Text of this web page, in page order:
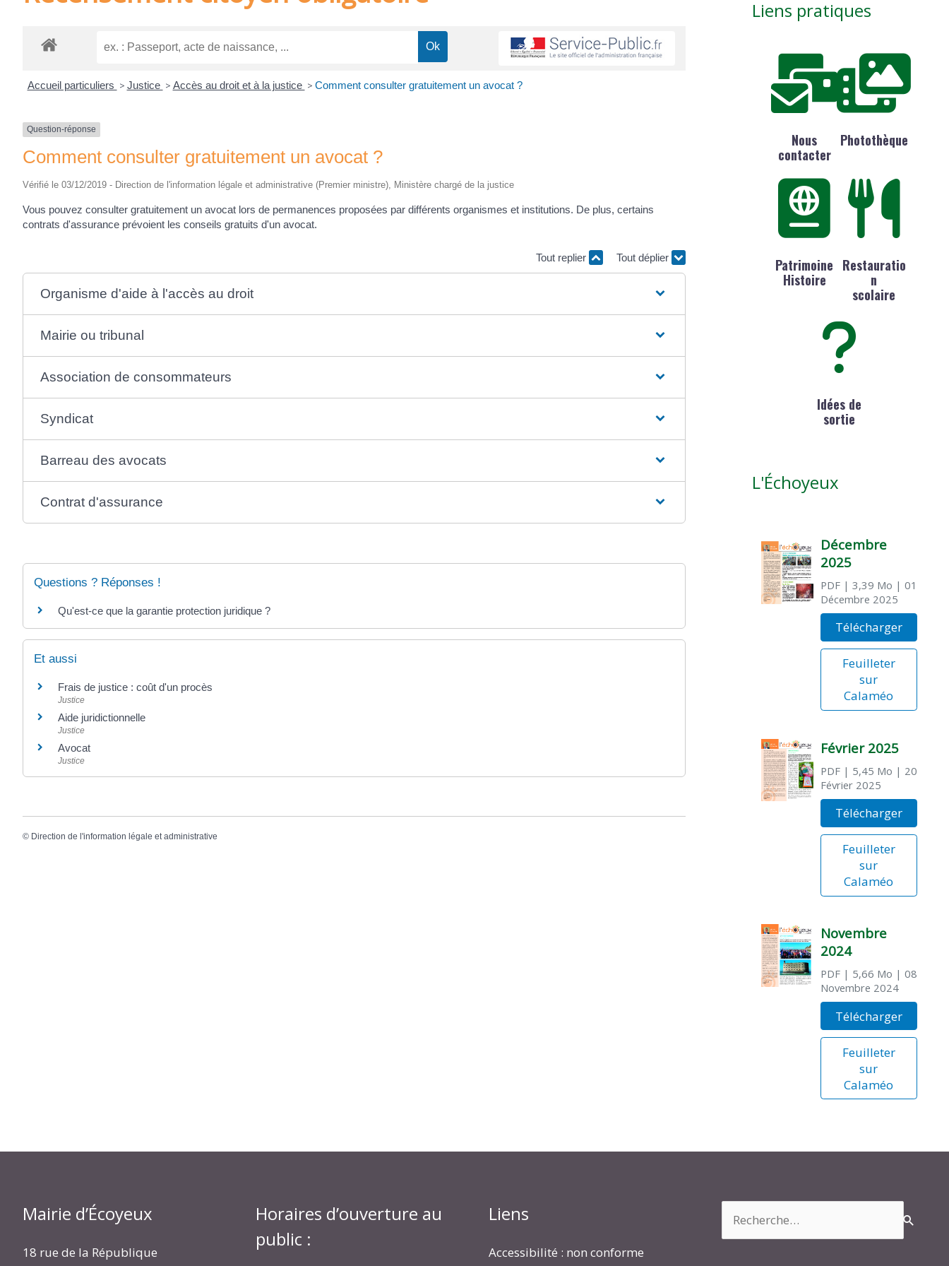
Accueil particuliers > Justice > Accès au droit et à la justice > Comment consulter gratuitement un avocat ?
Question-réponse
Comment consulter gratuitement un avocat ?
Vérifié le 03/12/2019 - Direction de l'information légale et administrative (Premier ministre), Ministère chargé de la justice
Vous pouvez consulter gratuitement un avocat lors de permanences proposées par différents organismes et institutions. De plus, certains
contrats d'assurance prévoient les conseils gratuits d'un avocat.
Tout replier Tout déplier
Organisme d'aide à l'accès au droit
Mairie ou tribunal
Association de consommateurs
Syndicat
Barreau des avocats
Contrat d'assurance
Questions ? Réponses !
Qu'est-ce que la garantie protection juridique ?
Et aussi
Frais de justice : coût d'un procès
Justice
Aide juridictionnelle
Justice
Avocat
Justice
© Direction de l'information légale et administrative
Liens pratiques
Nous
contacter
Photothèque
Patrimoine
Histoire
Restauratio
n
scolaire
Idées de
sortie
L'Échoyeux
Décembre
2025
PDF| 3,39 Mo | 01
Décembre 2025
Télécharger
Feuilleter
sur
Calaméo
Février 2025
PDF| 5,45 Mo | 20
Février 2025
Télécharger
Feuilleter
sur
Calaméo
Novembre
2024
PDF| 5,66 Mo | 08
Novembre 2024
Télécharger
Feuilleter
sur
Calaméo
Mairie d’Écoyeux
18 rue de la République
Horaires d’ouverture au
public :
Liens
Accessibilité : non conforme